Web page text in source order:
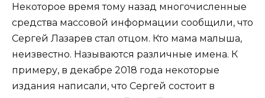
Некоторое время тому назад многочисленные
средства массовой информации сообщили, что
Сергей Лазарев стал отцом. Кто мама малыша,
неизвестно. Называются различные имена. К
примеру, в декабре 2018 года некоторые
издания написали, что Сергей состоит в